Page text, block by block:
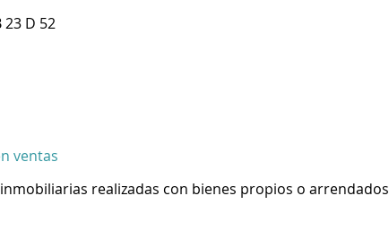
23 D 52
ventas
realizadas con bienes propios o arrendados